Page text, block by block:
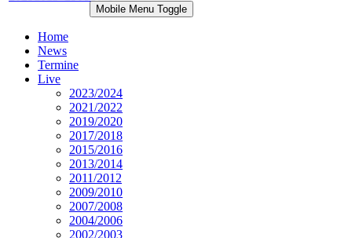
Mobile Menu Toggle
Home
News
Termine
Live
2023/2024
2021/2022
2019/2020
2017/2018
2015/2016
2013/2014
2011/2012
2009/2010
2007/2008
2004/2006
2002/2003